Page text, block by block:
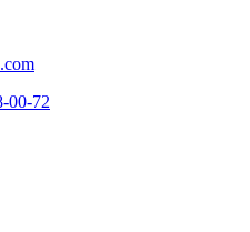
00-72